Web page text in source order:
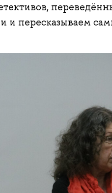
и пересказываем